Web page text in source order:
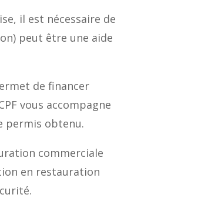
il est nécessaire de
peut être une aide
de financer
vous accompagne
permis obtenu.
commerciale
en restauration